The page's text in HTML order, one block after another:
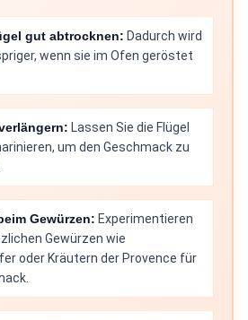
gut abtrocknen: Dadurch wird
wenn sie im Ofen geröstet
Lassen Sie die Flügel
um den Geschmack zu
Gewürzen: Experimentieren
Gewürzen wie
oder Kräutern der Provence für